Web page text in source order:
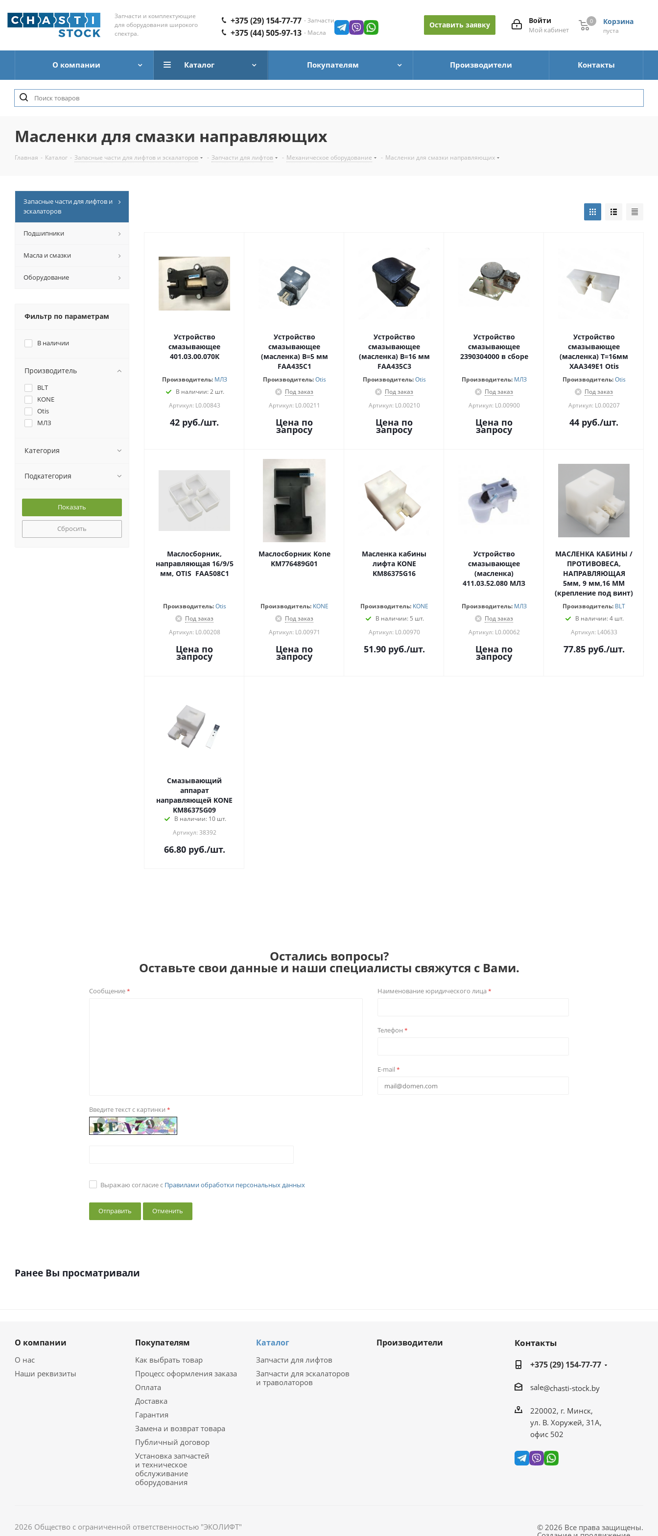
Запчасти и комплектующие
для оборудования широкого
спектра.
+375 (29) 154-77-77 - Запчасти
+375 (44) 505-97-13 - Масла
Корзина
0
пуста
0
Войти
Мой кабинет
Оставить заявку
О компании Каталог Покупателям Производители Контакты
Масленки для смазки направляющих
Главная - Каталог - Запасные части для лифтов и эскалаторов - Запчасти для лифтов - Механическое оборудование - Масленки для смазки направляющих
Устройство
смазывающее
401.03.00.070К
Производитель: МЛЗ
В наличии: 2 шт.
Артикул: L0.00843
42 руб./шт.
Устройство
смазывающее
(масленка) B=5 мм
FAA435C1
Производитель: Otis
Под заказ
Артикул: L0.00211
Цена по
запросу
Устройство
смазывающее
(масленка) B=16 мм
FAA435C3
Производитель: Otis
Под заказ
Артикул: L0.00210
Цена по
запросу
Устройство
смазывающее
2390304000 в сборе
Производитель: МЛЗ
Под заказ
Артикул: L0.00900
Цена по
запросу
Устройство
смазывающее
(масленка) Т=16мм
XAA349Е1 Otis
Производитель: Otis
Под заказ
Артикул: L0.00207
44 руб./шт.
Маслосборник,
направляющая 16/9/5
мм, OTIS FAA508C1
Производитель: Otis
Под заказ
Артикул: L0.00208
Цена по
запросу
Маслосборник Kone
KM776489G01
Производитель: KONE
Под заказ
Артикул: L0.00971
Цена по
запросу
Масленка кабины
лифта KONE
KM86375G16
Производитель: KONE
В наличии: 5 шт.
Артикул: L0.00970
51.90руб./шт.
Устройство
смазывающее
(масленка)
411.03.52.080 МЛЗ
Производитель: МЛЗ
Под заказ
Артикул: L0.00062
Цена по
запросу
МАСЛЕНКА КАБИНЫ /
ПРОТИВОВЕСА,
НАПРАВЛЯЮЩАЯ
5мм, 9 мм,16 ММ
(крепление под винт)
Производитель: BLT
В наличии: 4 шт.
Артикул: L40633
77.85руб./шт.
Cмазывающий
аппарат
направляющей KONE
KM86375G09
В наличии: 10 шт.
Артикул: 38392
66.80руб./шт.
Запасные части для лифтов и
эскалаторов
Подшипники
Масла и смазки
Оборудование
Фильтр по параметрам
В наличии
Производитель
BLT
KONE
Otis
МЛЗ
Категория
Подкатегория
Сбросить
Остались вопросы?
Оставьте свои данные и наши специалисты свяжутся с Вами.
Сообщение* Наименование юридического лица*
Телефон*
E-mail*
Введите текст с картинки*
Выражаю согласие с Правилами обработки персональных данных
Отменить
Ранее Вы просматривали
О компании
О нас
Наши реквизиты
Покупателям
Как выбрать товар
Процесс оформления заказа
Оплата
Доставка
Гарантия
Замена и возврат товара
Публичный договор
Установка запчастей
и техническое
обслуживание
оборудования
Каталог
Запчасти для лифтов
Запчасти для эскалаторов
и траволаторов
Производители Контакты
+375 (29) 154-77-77
sale@chasti-stock.by
220002, г. Минск,
ул. В. Хоружей, 31А,
офис 502
2026 Общество с ограниченной ответственностью "ЭКОЛИФТ"
© 2026 Все права защищены.